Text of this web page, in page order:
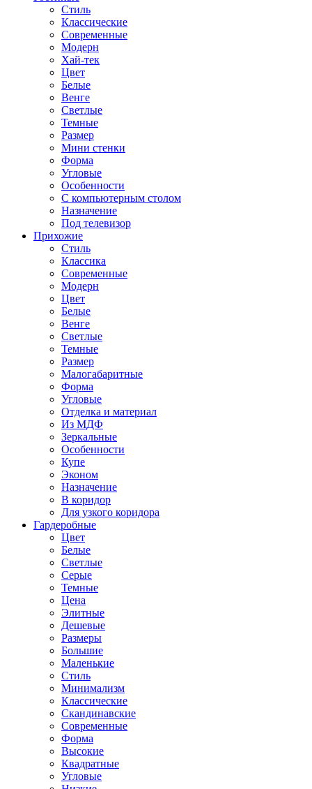
Стиль
Классические
Современные
Модерн
Хай-тек
Цвет
Белые
Венге
Светлые
Темные
Размер
Мини стенки
Форма
Угловые
Особенности
С компьютерным столом
Назначение
Под телевизор
Прихожие
Стиль
Классика
Современные
Модерн
Цвет
Белые
Венге
Светлые
Темные
Размер
Малогабаритные
Форма
Угловые
Отделка и материал
Из МДФ
Зеркальные
Особенности
Купе
Эконом
Назначение
В коридор
Для узкого коридора
Гардеробные
Цвет
Белые
Светлые
Серые
Темные
Цена
Элитные
Дешевые
Размеры
Большие
Маленькие
Стиль
Минимализм
Классические
Скандинавские
Современные
Форма
Высокие
Квадратные
Угловые